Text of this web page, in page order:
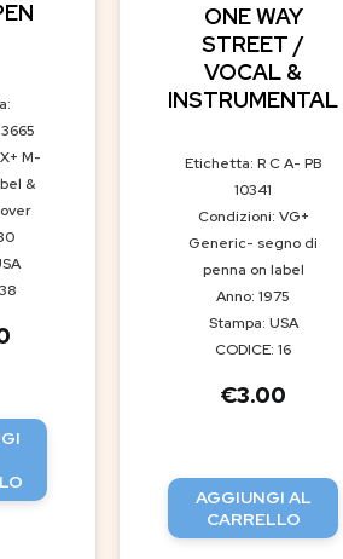
M-
&
ONE WAY
STREET /
VOCAL &
INSTRUMENTAL
Etichetta: R C A- PB
10341
Condizioni: VG+
Generic- segno di
penna on label
Anno: 1975
Stampa: USA
CODICE: 16
€3.00
AGGIUNGI AL
CARRELLO